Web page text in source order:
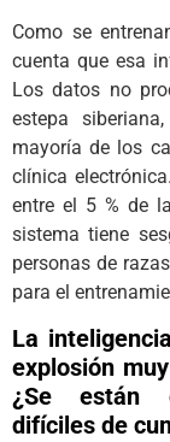
Como se
cuenta que esa
Los datos no
estepa
mayoría de los
clínica
entre el 5 % de
sistema tiene
personas de
para el
La
explosión
¿Se están
difíciles de